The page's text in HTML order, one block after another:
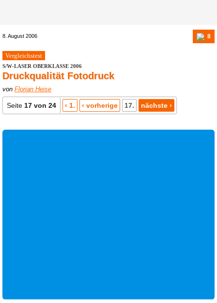
8. August 2006 8
Vergleichstest
S/W-LASER OBERKLASSE 2006
Druckqualität Fotodruck
von Florian Heise
Seite 17 von 24 ‹ 1. ‹ vorherige 17. nächste ›